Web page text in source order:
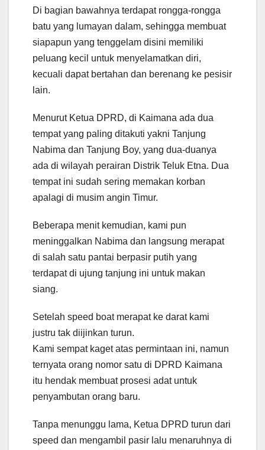
Di bagian bawahnya terdapat rongga-rongga
batu yang lumayan dalam, sehingga membuat
siapapun yang tenggelam disini memiliki
peluang kecil untuk menyelamatkan diri,
kecuali dapat bertahan dan berenang ke pesisir
lain.
Menurut Ketua DPRD, di Kaimana ada dua
tempat yang paling ditakuti yakni Tanjung
Nabima dan Tanjung Boy, yang dua-duanya
ada di wilayah perairan Distrik Teluk Etna. Dua
tempat ini sudah sering memakan korban
apalagi di musim angin Timur.
Beberapa menit kemudian, kami pun
meninggalkan Nabima dan langsung merapat
di salah satu pantai berpasir putih yang
terdapat di ujung tanjung ini untuk makan
siang.
Setelah speed boat merapat ke darat kami
justru tak diijinkan turun.
Kami sempat kaget atas permintaan ini, namun
ternyata orang nomor satu di DPRD Kaimana
itu hendak membuat prosesi adat untuk
penyambutan orang baru.
Tanpa menunggu lama, Ketua DPRD turun dari
speed dan mengambil pasir lalu menaruhnya di